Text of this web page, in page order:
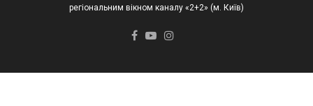
регіональним вікном каналу «2+2» (м. Київ)